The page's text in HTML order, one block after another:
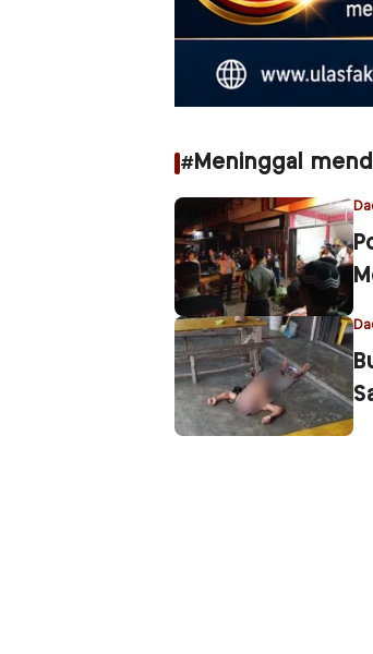
#Meninggal